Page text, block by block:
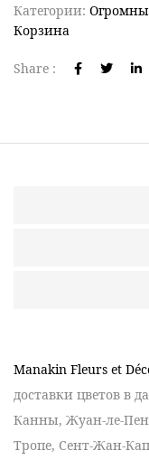
Категории:
Корзина
Share :
Manakin Fleurs et
доставки цветов в
Канны, Жуан-ле-
Тропе, Сент-Жан-